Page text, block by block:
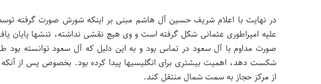
در نهایت با اعلام شریف حسین آل هاشم مبنی بر اینکه شورش صورت گرفته
علیه امپراطوری عثمانی شکل گرفته است و وی هیچ نقشی نداشته، تنش­ها پایان
صورت مداوم با آل سعود در تماس بود و به این دلیل که آل سعود توانسته
شکست دهد، اهمیت بیشتری برای انگلیسی­ها پیدا کرده بود. بخصوص پس از آنکه
از مرکز حجاز به سمت شمال منتقل کند.